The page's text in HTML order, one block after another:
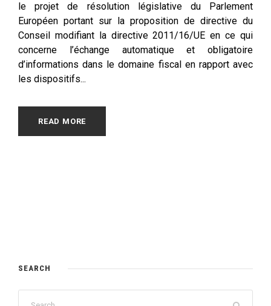
le projet de résolution législative du Parlement
Européen portant sur la proposition de directive du
Conseil modifiant la directive 2011/16/UE en ce qui
concerne l’échange automatique et obligatoire
d’informations dans le domaine fiscal en rapport avec
les dispositifs...
READ MORE
SEARCH